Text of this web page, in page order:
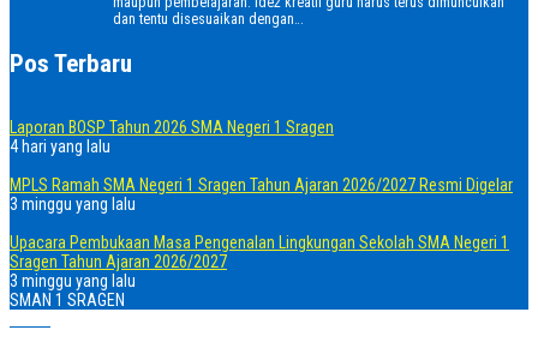
dan tentu disesuaikan dengan…
Pos Terbaru
Laporan BOSP Tahun 2026 SMA Negeri 1 Sragen
4 hari yang lalu
MPLS Ramah SMA Negeri 1 Sragen Tahun Ajaran 2026/2027 Resmi Digelar
3 minggu yang lalu
Upacara Pembukaan Masa Pengenalan Lingkungan Sekolah SMA Negeri 1
Sragen Tahun Ajaran 2026/2027
3 minggu yang lalu
SMAN 1 SRAGEN